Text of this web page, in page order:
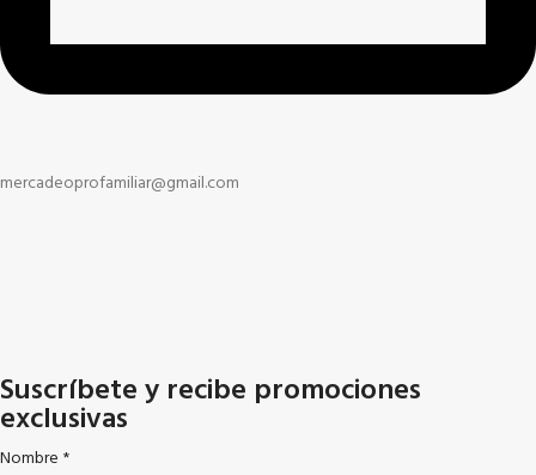
mercadeoprofamiliar@gmail.com
Suscríbete y recibe promociones
exclusivas
Nombre *